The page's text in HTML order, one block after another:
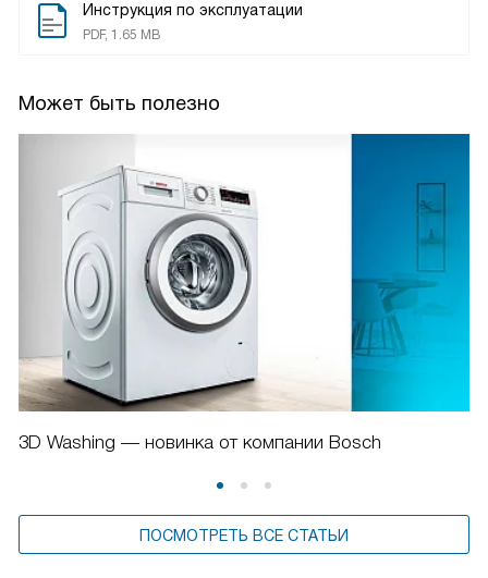
Скачать инструкцию для стиральной машины
Bosch
WGB256A1ME
Инструкция по эксплуатации
PDF, 1.65 MB
Может быть полезно
правильных настроек, так как машина сделает это за вас.
Просто поместите белье в барабан, выберите нужную
Перейти в глоссарий